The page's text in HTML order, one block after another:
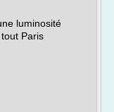
luminosité
Paris